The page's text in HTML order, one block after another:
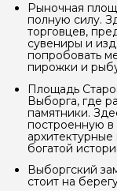
Рыночная
полную силу.
торговцев,
сувениры и
попробовать
пирожки и
Площадь
Выборга, где
памятники.
построенную в
богатой
Выборгский
стоит на
Ваша
Ваш номер
Вопросы и
Если у вас есть